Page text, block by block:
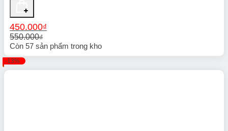
550.000₫
Giá
là:
550.000₫.
450.000₫
Giá
tại
là:
Còn 57 sản phẩm trong kho
-13%